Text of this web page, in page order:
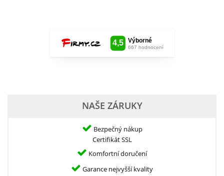
NAŠE ZÁRUKY
Bezpečný nákup
Certifikát SSL
Komfortní doručení
Garance nejvyšší kvality